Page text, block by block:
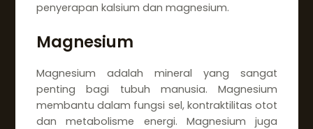
penyerapan kalsium dan magnesium.
Magnesium
Magnesium adalah mineral yang sangat
penting bagi tubuh manusia. Magnesium
membantu dalam fungsi sel, kontraktilitas otot
dan metabolisme energi. Magnesium juga